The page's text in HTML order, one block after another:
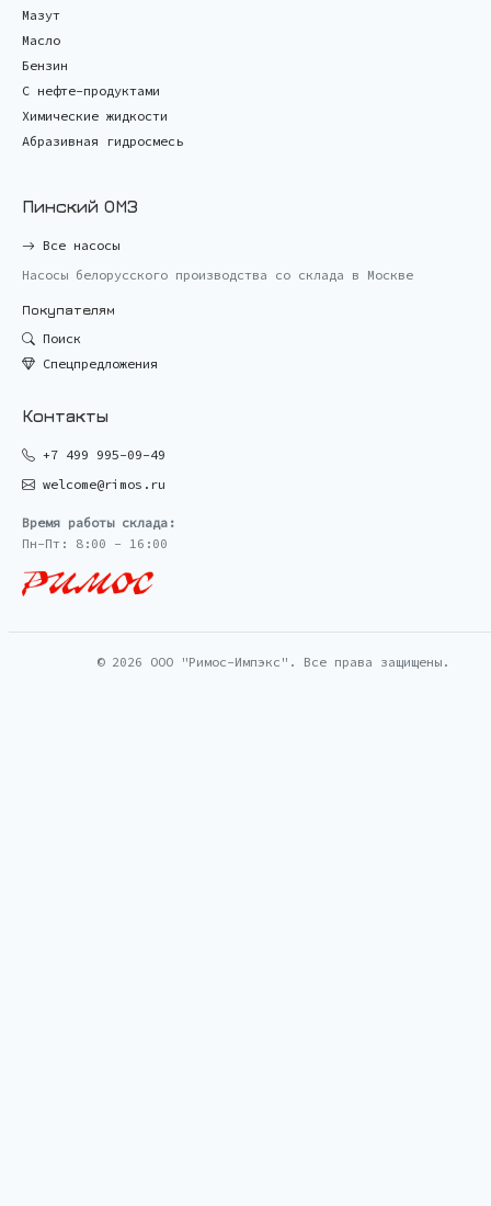
Мазут
Масло
Бензин
С нефте-продуктами
Химические жидкости
Абразивная гидросмесь
Пинский ОМЗ
Все насосы
Насосы белорусского производства со склада в Москве
Покупателям
Поиск
Спецпредложения
Контакты
+7 499 995-09-49
welcome@rimos.ru
Время работы склада:
Пн-Пт: 8:00 - 16:00
© 2026 ООО "Римос-Импэкс". Все права защищены.